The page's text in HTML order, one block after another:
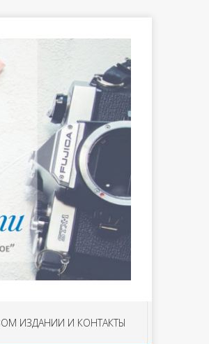
ИЗДАНИИ И КОНТАКТЫ